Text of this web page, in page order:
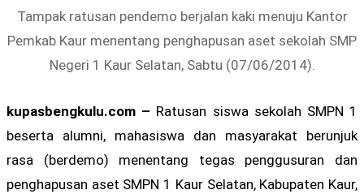
Tampak ratusan pendemo berjalan kaki menuju Kantor
Pemkab Kaur menentang penghapusan aset sekolah SMP
Negeri 1 Kaur Selatan, Sabtu (07/06/2014).
kupasbengkulu.com – Ratusan siswa sekolah SMPN 1
beserta alumni, mahasiswa dan masyarakat berunjuk
rasa (berdemo) menentang tegas penggusuran dan
penghapusan aset SMPN 1 Kaur Selatan, Kabupaten Kaur,